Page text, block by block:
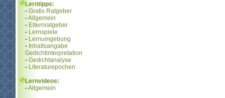
Lerntipps:
- Gratis Ratgeber
-Allgemein
- Elternratgeber
- Lernspiele
- Lernumgebung
- Inhaltsangabe
Gedichtinterpretation
- Gedichtanalyse
- Literaturepochen
Lernvideos:
-Allgemein